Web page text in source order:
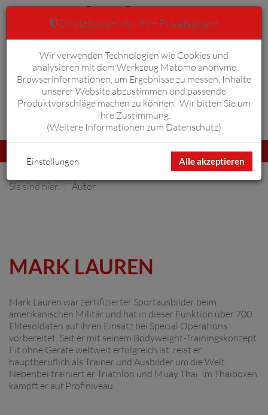
Anmelden Warenkorb 0
umschalten
Sie sind hier: Autor
MARK LAUREN
Mark Lauren war zertifizierter Sportausbilder beim
amerikanischen Militär und hat in dieser Funktion über 700
Elitesoldaten auf ihren Einsatz bei Special Operations
vorbereitet. Seit er mit seinem Bodyweight-Trainingskonzept
Fit ohne Geräte weltweit erfolgreich ist, reist er
hauptberuflich als Trainer und Ausbilder um die Welt.
Nebenbei trainiert er Triathlon und Muay Thai. Im Thaiboxen
kämpft er auf Profiniveau.
Einstellungen für Ihre Privatsphäre
Wir verwenden Technologien wie Cookies und
analysieren mit dem Werkzeug Matomo anonyme
Browserinformationen, um Ergebnisse zu messen, Inhalte
unserer Website abzustimmen und passende
Produktvorschläge machen zu können. Wir bitten Sie um
Ihre Zustimmung.
(Weitere Informationen zum Datenschutz)
Alle akzeptieren
Einstellungen